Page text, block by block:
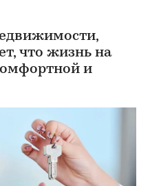
что жизнь на
и